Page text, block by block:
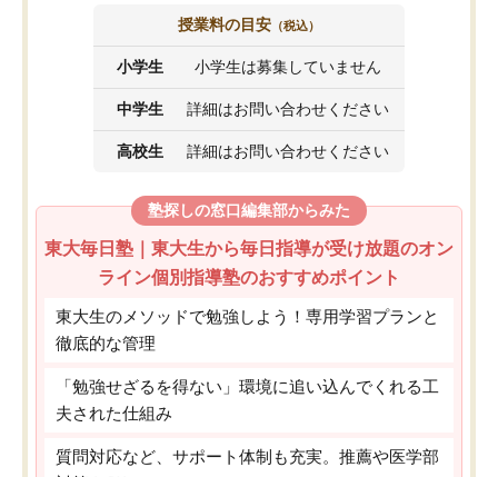
授業料の目安 （税込）
小学生 小学生は募集していません
中学生 詳細はお問い合わせください
高校生 詳細はお問い合わせください
塾探しの窓口編集部からみた
東大毎日塾｜東大生から毎日指導が受け放題のオン
ライン個別指導塾のおすすめポイント
東大生のメソッドで勉強しよう！専用学習プランと
徹底的な管理
「勉強せざるを得ない」環境に追い込んでくれる工
夫された仕組み
質問対応など、サポート体制も充実。推薦や医学部